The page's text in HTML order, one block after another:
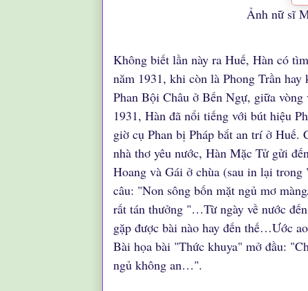
Ảnh nữ sĩ
Không biết lần này ra Huế, Hàn có
năm 1931, khi còn là Phong Trần
Phan Bội Châu ở Bến Ngự, giữa
1931, Hàn đã nổi tiếng với bút hiệu
giờ cụ Phan bị Pháp bắt an trí ở
nhà thơ yêu nước, Hàn Mặc Tử gửi
Hoang và Gái ở chùa (sau in lại
câu: "Non sông bốn mặt ngủ mơ
rất tán thưởng "…Từ ngày về nước
gặp được bài nào hay đến thế…Ước
Bài họa bài "Thức khuya" mở đầu:
ngủ không an…".